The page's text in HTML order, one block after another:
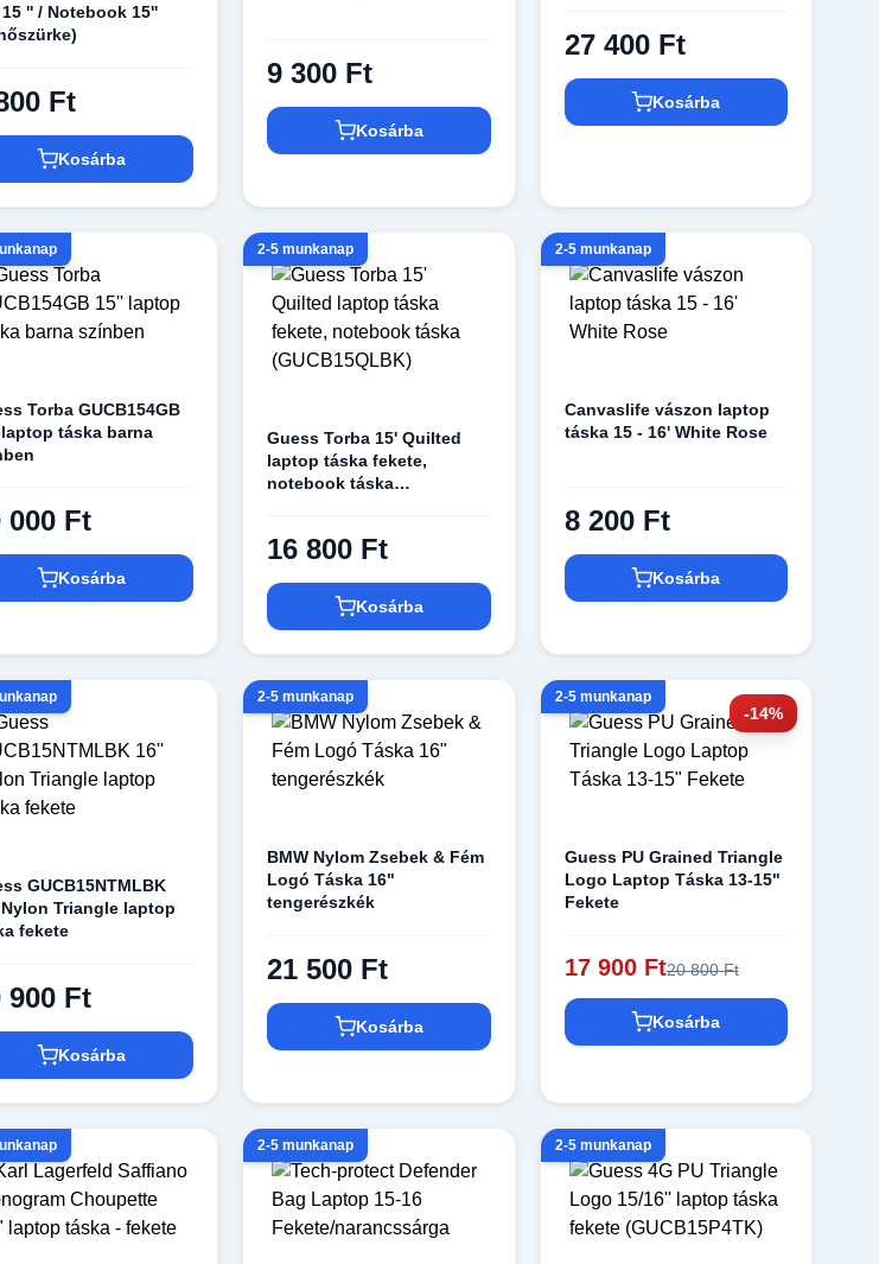
15 '' / Notebook 15''
Ft
Kosárba
9 300 Ft
Kosárba
27 400 Ft
Kosárba
Torba GUCB154GB
laptop táska barna
000 Ft
Kosárba
2-5 munkanap
Guess Torba 15' Quilted
laptop táska fekete,
notebook táska
16 800 Ft
Kosárba
2-5 munkanap
Canvaslife vászon laptop
táska 15 - 16' White Rose
8 200 Ft
Kosárba
GUCB15NTMLBK
Triangle laptop
fekete
900 Ft
Kosárba
2-5 munkanap
BMW Nylom Zsebek & Fém
Logó Táska 16"
tengerészkék
21 500 Ft
Kosárba
-14%
2-5 munkanap
Guess PU Grained Triangle
Logo Laptop Táska 13-15"
Fekete
17 900 Ft20 800 Ft
Kosárba
2-5 munkanap 2-5 munkanap